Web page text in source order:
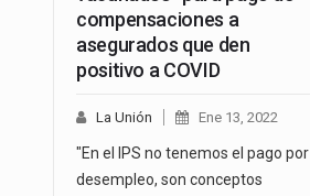
compensaciones a
asegurados que den
positivo a COVID
La Unión Ene 13, 2022
"En el IPS no tenemos el pago por
desempleo, son conceptos